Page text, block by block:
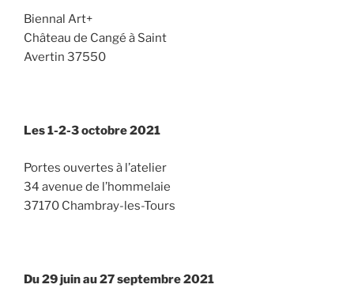
Biennal Art+
Château de Cangé à Saint
Avertin 37550
Les 1-2-3 octobre 2021
Portes ouvertes à l’atelier
34 avenue de l’hommelaie
37170 Chambray-les-Tours
Du 29 juin au 27 septembre 2021